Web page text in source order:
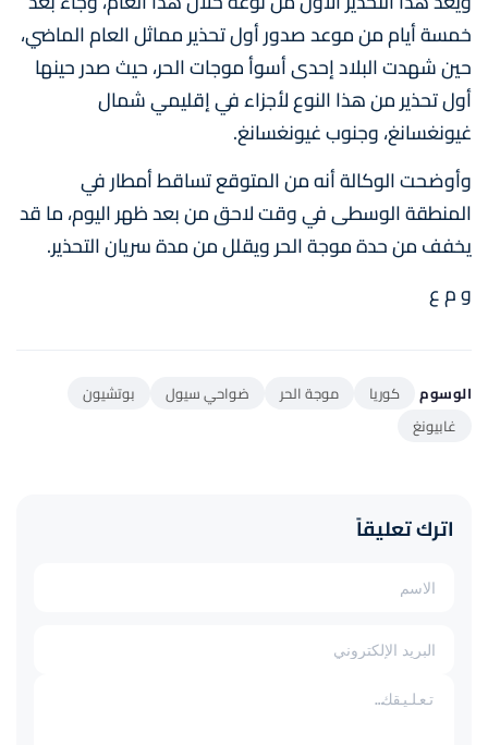
خمسة أيام من موعد صدور أول تحذير مماثل العام الماضي،
حين شهدت البلاد إحدى أسوأ موجات الحر، حيث صدر حينها
أول تحذير من هذا النوع لأجزاء في إقليمي شمال
غيونغسانغ، وجنوب غيونغسانغ.
وأوضحت الوكالة أنه من المتوقع تساقط أمطار في
المنطقة الوسطى في وقت لاحق من بعد ظهر اليوم، ما قد
يخفف من حدة موجة الحر ويقلل من مدة سريان التحذير.
و م ع
الوسوم كوريا موجة الحر ضواحي سيول
بوتشيون
غابيونغ
اترك تعليقاً